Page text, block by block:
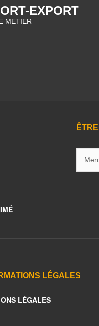
EXPORT
METIER
LÉGALES
LÉGALES